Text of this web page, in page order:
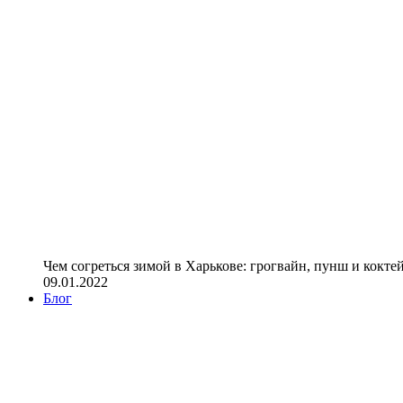
Чем согреться зимой в Харькове: грогвайн, пунш и
09.01.2022
Блог